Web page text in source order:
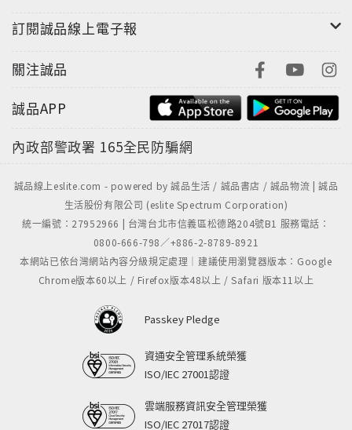
訂閱誠品線上電子報
關注誠品
誠品APP
內政部警政署 165全民防騙網
誠品線上eslite.com - powered by 誠品生活 / 誠品書店 / 誠品物流 | 誠品
生活股份有限公司 (eslite Spectrum Corporation)
統一編號：27952966 | 台灣台北市信義區松德路204號B1 服務電話：
0800-666-798／+886-2-8789-8921
本網站已依台灣網站內容分級規定處理｜建議使用瀏覽器版本：Google
Chrome版本60以上 / Firefox版本48以上 / Safari 版本11以上
Passkey Pledge
資通安全管理系統榮獲
ISO/IEC 27001認證
雲端服務資訊安全管理榮獲
ISO/IEC 27017認證